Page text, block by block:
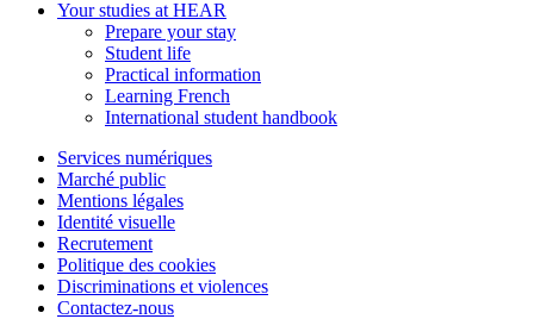
Your studies at HEAR
Prepare your stay
Student life
Practical information
Learning French
International student handbook
Services numériques
Marché public
Mentions légales
Identité visuelle
Recrutement
Politique des cookies
Discriminations et violences
Contactez-nous